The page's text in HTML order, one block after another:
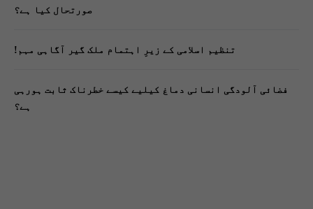
صورتحال کیا ہے؟
تنظیم اسلامی کے زیرِ اہتمام ملک گیر آگاہی مہم!
فضائی آلودگی انسانی دماغ کیلیے کیسے خطرناک ثابت ہورہی
ہے؟